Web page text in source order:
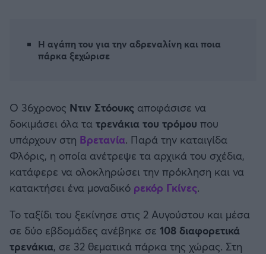
Παναιτωλικός
Ηρακλής
Μπαρτσελόνα
Ρεάλ Μαδρίτης
Μάντσεστερ Γιουνάιτεντ
Η αγάπη του για την αδρεναλίνη και ποια
πάρκα ξεχώρισε
Ο 36χρονος Ντιν Στόουκς αποφάσισε να
δοκιμάσει όλα τα τρενάκια του τρόμου που
υπάρχουν στη Βρετανία. Παρά την καταιγίδα
Φλόρις, η οποία ανέτρεψε τα αρχικά του σχέδια,
κατάφερε να ολοκληρώσει την πρόκληση και να
κατακτήσει ένα μοναδικό ρεκόρ Γκίνες.
Το ταξίδι του ξεκίνησε στις 2 Αυγούστου και μέσα
σε δύο εβδομάδες ανέβηκε σε 108 διαφορετικά
τρενάκια, σε 32 θεματικά πάρκα της χώρας. Στη